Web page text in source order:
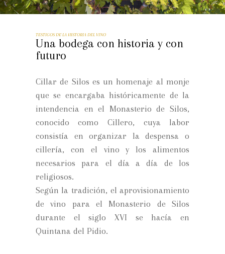
TESTIGOS DE LA HISTORIA DEL VINO
Una bodega con historia y con
futuro
Cillar de Silos es un homenaje al monje
que se encargaba históricamente de la
intendencia en el Monasterio de Silos,
conocido como Cillero, cuya labor
consistía en organizar la despensa o
cillería, con el vino y los alimentos
necesarios para el día a día de los
religiosos.
Según la tradición, el aprovisionamiento
de vino para el Monasterio de Silos
durante el siglo XVI se hacía en
Quintana del Pidio.